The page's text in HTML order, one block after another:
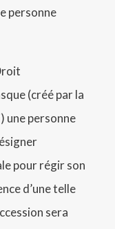
personne
(créé par la
une personne
pour régir son
d’une telle
sera